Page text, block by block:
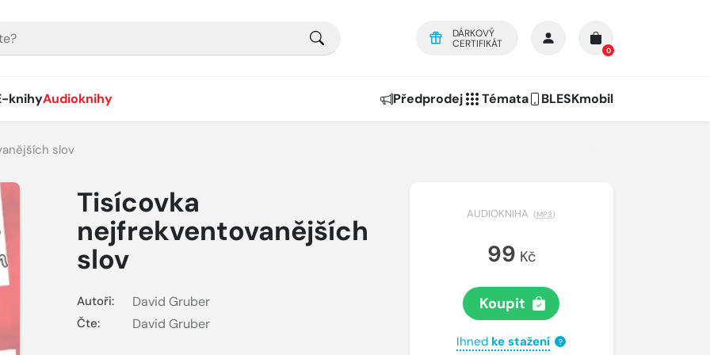
DÁRKOVÝ
CERTIFIKÁT
0
knihyAudioknihy Předprodej Témata BLESKmobil
slov
Tisícovka
nejfrekventovanějších
slov
Autoři: David Gruber
Čte: David Gruber
AUDIOKNIHA (MP3)
99 Kč
Koupit
Ihned ke stažení ?